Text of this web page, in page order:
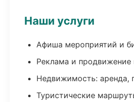
Наши услуги
Афиша мероприятий и
Реклама и продвижение
Недвижимость: аренда,
Туристические